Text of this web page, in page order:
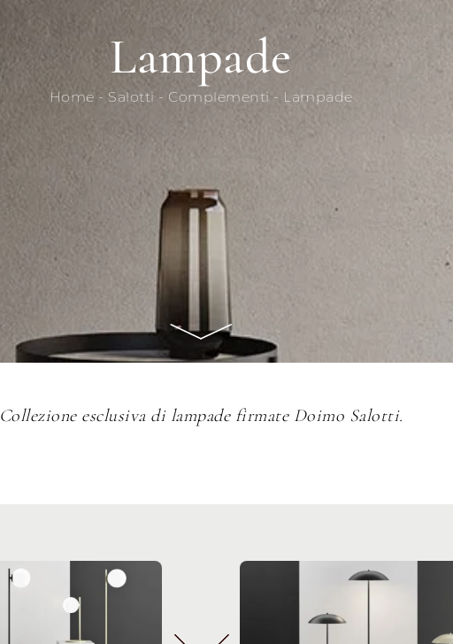
Lampade
Home - Salotti - Complementi - Lampade
Collezione esclusiva di lampade firmate Doimo Salotti.